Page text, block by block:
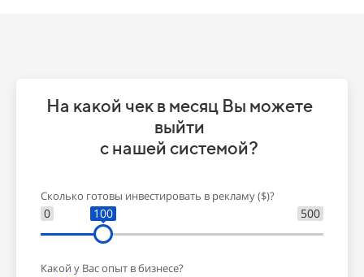
На какой чек в месяц Вы можете
выйти
с нашей системой?
Сколько готовы инвестировать в рекламу ($)?
0 500
100
Какой у Вас опыт в бизнесе?